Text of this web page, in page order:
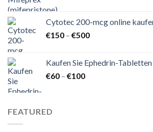
Cytotec 200-mcg online
€150 – €500Preisspanne:
€500
Kaufen Sie Ephedrin-
€60 – €100Preisspanne:
FEATURED